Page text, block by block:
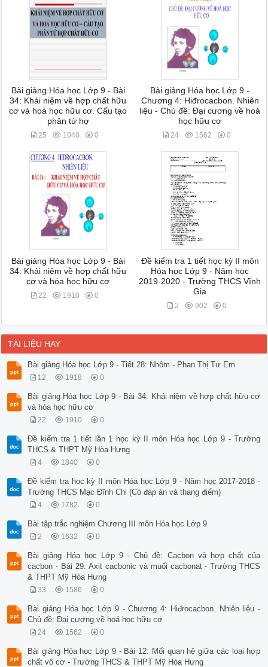
Bài giảng Hóa học Lớp 9 - Bài
34: Khái niệm về hợp chất hữu
cơ và hoá học hữu cơ. Cấu tạo
phân tử hợ
25 1040 0
Bài giảng Hóa học Lớp 9 -
Chương 4: Hiđrocacbon. Nhiên
liệu - Chủ đề: Đại cương về hoá
học hữu cơ
24 1562 0
Bài giảng Hóa học Lớp 9 - Bài
34: Khái niệm về hợp chất hữu
cơ và hóa học hữu cơ
22 1910 0
Đề kiểm tra 1 tiết học kỳ II môn
Hóa học Lớp 9 - Năm học
2019-2020 - Trường THCS Vĩnh
Gia
2 902 0
TÀI LIỆU HAY
Bài giảng Hóa học Lớp 9 - Tiết 28: Nhôm - Phan Thị Tư Em
12 1918 0
Bài giảng Hóa học Lớp 9 - Bài 34: Khái niệm về hợp chất hữu cơ
và hóa học hữu cơ
22 1910 0
Đề kiểm tra 1 tiết lần 1 học kỳ II môn Hóa học Lớp 9 - Trường
THCS & THPT Mỹ Hòa Hưng
4 1840 0
Đề kiểm tra học kỳ II môn Hóa học Lớp 9 - Năm học 2017-2018 -
Trường THCS Mạc Đĩnh Chi (Có đáp án và thang điểm)
4 1782 0
Bài tập trắc nghiệm Chương III môn Hóa học Lớp 9
2 1632 0
Bài giảng Hóa học Lớp 9 - Chủ đề: Cacbon và hợp chất của
cacbon - Bài 29: Axit cacbonic và muối cacbonat - Trường THCS
& THPT Mỹ Hòa Hưng
33 1586 0
Bài giảng Hóa học Lớp 9 - Chương 4: Hiđrocacbon. Nhiên liệu -
Chủ đề: Đại cương về hoá học hữu cơ
24 1562 0
Bài giảng Hóa học Lớp 9 - Bài 12: Mối quan hệ giữa các loại hợp
chất vô cơ - Trường THCS & THPT Mỹ Hòa Hưng